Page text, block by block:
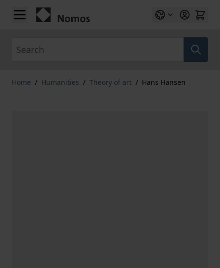
Skip to Content
Home / Humanities / Theory of art / Hans Hansen